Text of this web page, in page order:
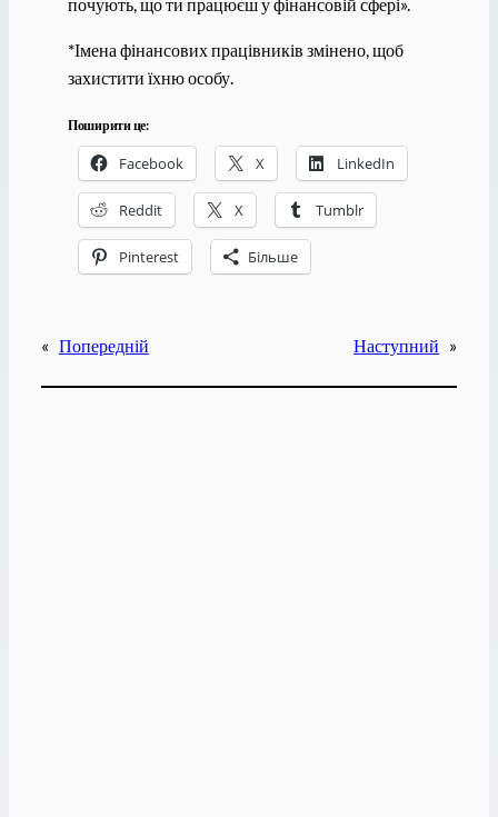
*Імена фінансових працівників змінено, щоб
захистити їхню особу.
Поширити це:
Facebook X LinkedIn
Reddit X Tumblr
Pinterest Більше
« Попередній Наступний »